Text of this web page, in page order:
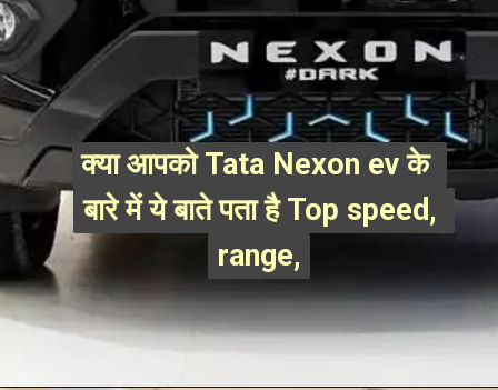
क्या आपको Tata Nexon ev के
बारे में ये बाते पता है Top speed,
range,
क्या आपको Tata Nexon ev के
बारे में ये बाते पता है Top speed,
range,